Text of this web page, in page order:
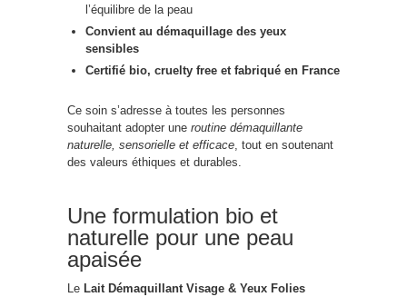
l’équilibre de la peau
Convient au démaquillage des yeux
sensibles
Certifié bio, cruelty free et fabriqué en France
Ce soin s’adresse à toutes les personnes
souhaitant adopter une routine démaquillante
naturelle, sensorielle et efficace , tout en soutenant
des valeurs éthiques et durables.
Une formulation bio et
naturelle pour une peau
apaisée
Le Lait Démaquillant Visage & Yeux Folies